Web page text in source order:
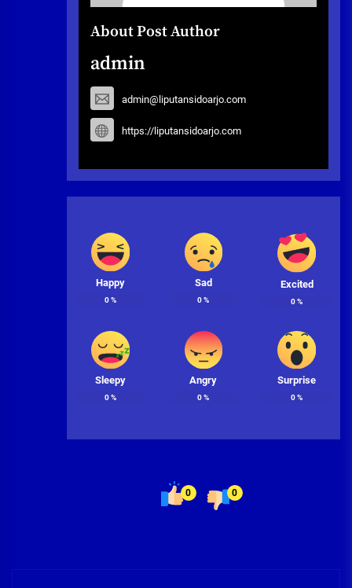
About Post Author
admin
admin@liputansidoarjo.com
https://liputansidoarjo.com
Happy
0%
Sad
0%
Excited
0%
Sleepy
0%
Angry
0%
Surprise
0%
0 0